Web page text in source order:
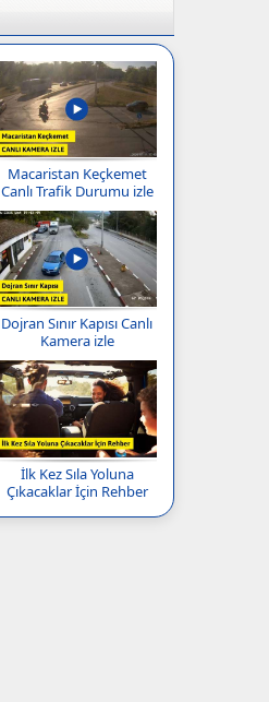
Macaristan Keçkemet
Canlı Trafik Durumu izle
Dojran Sınır Kapısı Canlı
Kamera izle
İlk Kez Sıla Yoluna
Çıkacaklar İçin Rehber